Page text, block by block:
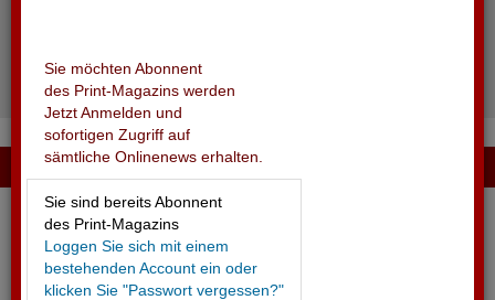
Sie möchten Abonnent
des Print-Magazins werden
Jetzt Anmelden und
sofortigen Zugriff auf
sämtliche Onlinenews erhalten.
Sie sind bereits Abonnent
des Print-Magazins
Loggen Sie sich mit einem
bestehenden Account ein oder
klicken Sie "Passwort vergessen?"
Passwort vergessen?
Noch nicht registriert?
13.11.2025 - NORQAIN
Neu Sponsor der nordamerikanischen NHL